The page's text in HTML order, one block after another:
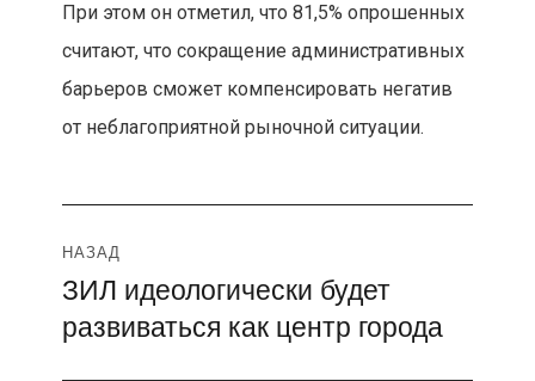
При этом он отметил, что 81,5% опрошенных
считают, что сокращение административных
барьеров сможет компенсировать негатив
от неблагоприятной рыночной ситуации.
Навигация
по
записям
НАЗАД
Предыдущая
запись:
ЗИЛ идеологически будет
развиваться как центр города